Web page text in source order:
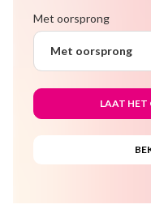
Met oorsprong
Met oorsprong